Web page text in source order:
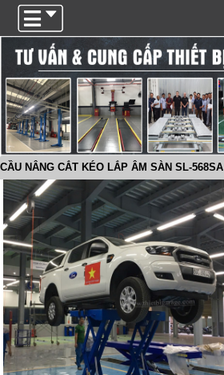
CẦU NÂNG CẮT KÉO LẮP ÂM SÀN SL-568SA